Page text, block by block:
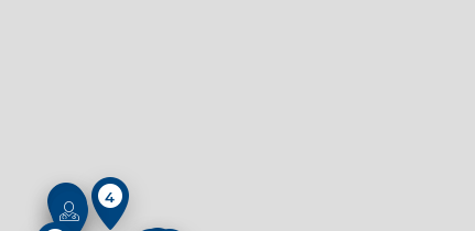
3 4